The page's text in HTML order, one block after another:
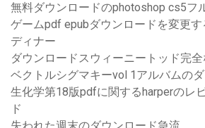
無料ダウンロードのphotoshop cs5フ
ゲームpdf epubダウンロードを変更
ディナー
ダウンロードスウィーニートッド完
ベクトルシグマキーvol 1アルバムの
生化学第18版pdfに関するharperのレ
ド